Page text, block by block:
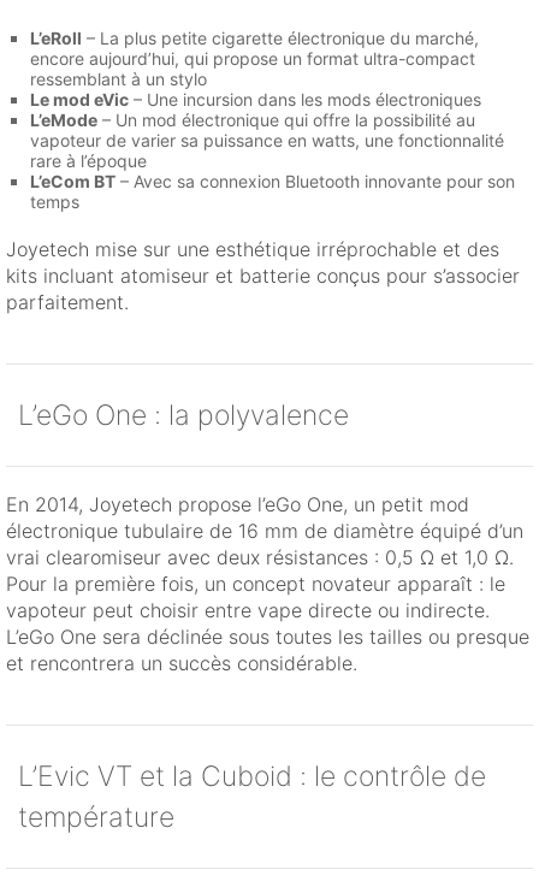
L’eRoll – La plus petite cigarette électronique du marché,
encore aujourd’hui, qui propose un format ultra-compact
ressemblant à un stylo
Le mod eVic – Une incursion dans les mods électroniques
L’eMode – Un mod électronique qui offre la possibilité au
vapoteur de varier sa puissance en watts, une fonctionnalité
rare à l’époque
L’eCom BT – Avec sa connexion Bluetooth innovante pour son
temps
Joyetech mise sur une esthétique irréprochable et des
kits incluant atomiseur et batterie conçus pour s’associer
parfaitement.
L’eGo One : la polyvalence
En 2014, Joyetech propose l’eGo One, un petit mod
électronique tubulaire de 16 mm de diamètre équipé d’un
vrai clearomiseur avec deux résistances : 0,5 Ω et 1,0 Ω.
Pour la première fois, un concept novateur apparaît : le
vapoteur peut choisir entre vape directe ou indirecte.
L’eGo One sera déclinée sous toutes les tailles ou presque
et rencontrera un succès considérable.
L’Evic VT et la Cuboid : le contrôle de
température